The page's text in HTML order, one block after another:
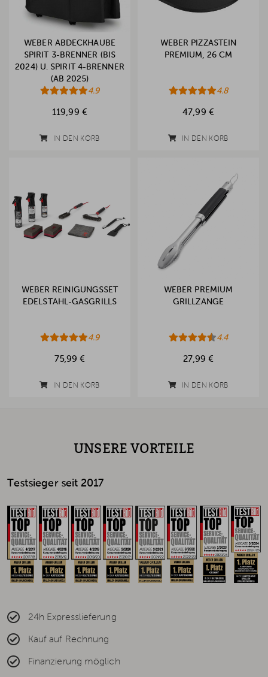
WEBER ABDECKHAUBE
SPIRIT 3-BRENNER (BIS
2024) U. SPIRIT 4-BRENNER
(AB 2025)
4.9
119,99 €
IN DEN KORB
WEBER PIZZASTEIN
PREMIUM, 26 CM
4.8
47,99 €
IN DEN KORB
WEBER REINIGUNGSSET
EDELSTAHL-GASGRILLS
4.9
75,99 €
IN DEN KORB
WEBER PREMIUM
GRILLZANGE
4.4
27,99 €
IN DEN KORB
UNSERE VORTEILE
Testsieger seit 2017
24h Expresslieferung
Kauf auf Rechnung
Finanzierung möglich